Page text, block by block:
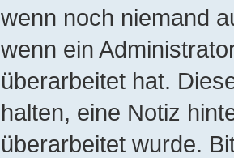
wenn noch niemand
wenn ein
überarbeitet hat.
halten, eine Notiz
überarbeitet wurde.